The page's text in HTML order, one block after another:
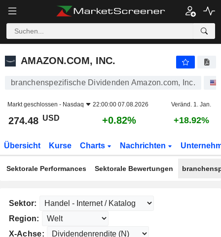
AMAZON.COM, INC.
AMAZON.COM, INC.
branchenspezifische Dividenden Amazon.com, Inc.
Markt geschlossen - Nasdaq 22:00:00 07.08.2026 Veränd. 1. Jan.
274.48 USD +0.82% +18.92%
Übersicht Kurse Charts Nachrichten
Sektorale Performances Sektorale Bewertungen
Sektor:
Region:
X-Achse: